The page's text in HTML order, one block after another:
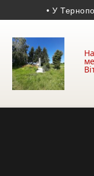
• У Тернополі